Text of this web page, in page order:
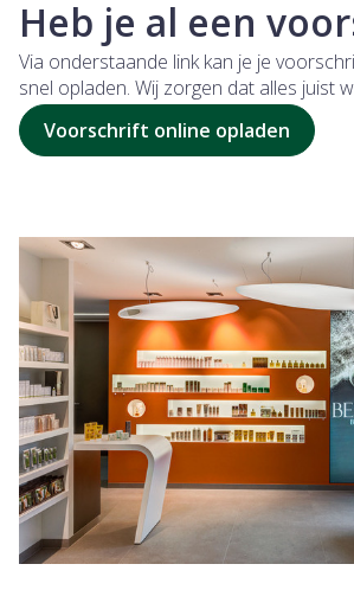
Heb je al een
Via onderstaande link kan je je
snel opladen. Wij zorgen dat alles juist
Voorschrift online opladen